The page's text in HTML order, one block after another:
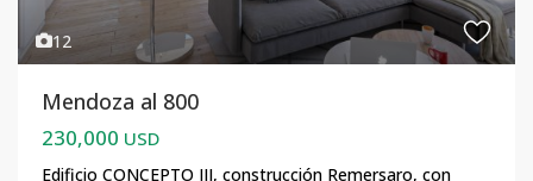
12
Mendoza al 800
230,000 USD
Edificio CONCEPTO III, construcción Remersaro, con